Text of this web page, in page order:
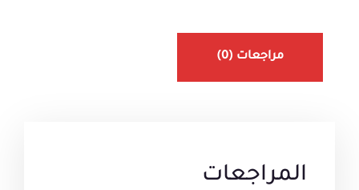
مراجعات (0)
المراجعات